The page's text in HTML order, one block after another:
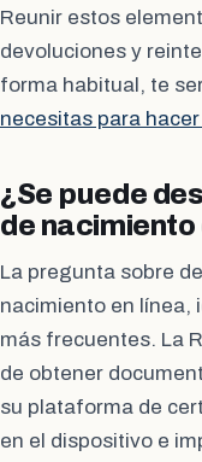
Reunir estos
devoluciones y
forma habitual, te
necesitas para
¿Se puede
de nacimiento
La pregunta sobre
nacimiento en línea,
más frecuentes. La
de obtener
su plataforma de
en el dispositivo e